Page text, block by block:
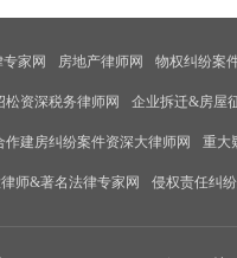
家网 房地产律师网 物权纠纷案
松资深税务律师网 企业拆迁&房屋
作建房纠纷案件资深大律师网 重大
师&著名法律专家网 侵权责任纠